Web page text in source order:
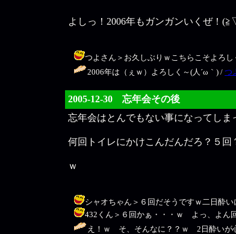
よしっ！2006年もガンガンいくぜ！
つよさん＞お久しぶりｗこちらこそよろ
2006年は（ぇｗ）よろしく～(人´ω｀) / つ
2005-12-30 忘年会その後
忘年会はとんでもない事になってしま
何回トイレにかけこんだんだろ？５回
ｗ
シャオちゃん＞６回だそうですｗ二日酔
432くん＞６回かぁ・・・ｗ よっ、よん
え！ｗ そ、そんなに？？ｗ 2日酔いが